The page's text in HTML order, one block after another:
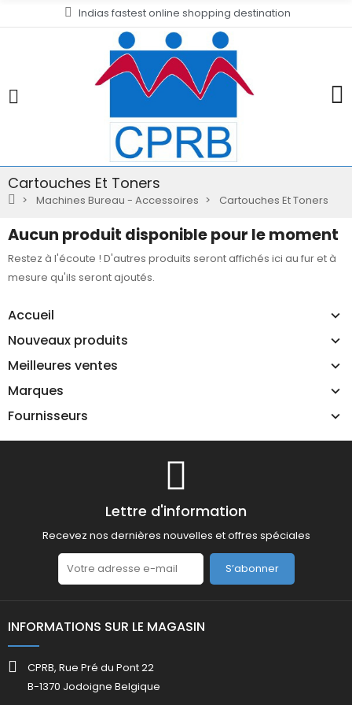
Indias fastest online shopping destination
Cartouches Et Toners
Machines Bureau - Accessoires Cartouches Et Toners
Accueil
Nouveaux produits
Meilleures ventes
Marques
Fournisseurs
Aucun produit disponible pour le moment
Restez à l'écoute ! D'autres produits seront affichés ici au fur et à
mesure qu'ils seront ajoutés.
Lettre d'information
Recevez nos dernières nouvelles et offres spéciales
S’abonner
INFORMATIONS SUR LE MAGASIN
CPRB, Rue Pré du Pont 22
B-1370 Jodoigne Belgique